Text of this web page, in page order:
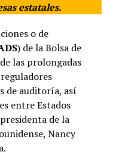
estatales.
o de
) de la Bolsa de
las prolongadas
de auditoría, así
entre Estados
de la
Nancy